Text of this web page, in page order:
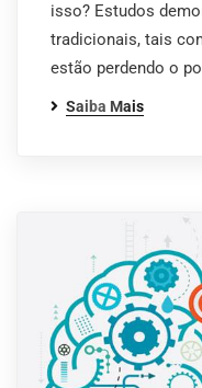
isso? Estudos
tradicionais, tais
estão perdendo o
Saiba Mais